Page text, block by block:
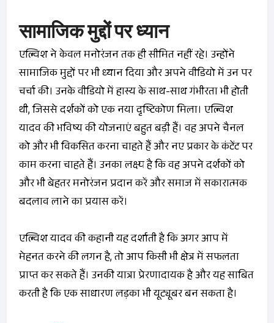
सामाजिक मुद्दों पर ध्यान
एल्विश ने केवल मनोरंजन तक ही सीमित नहीं रहे। उन्होंने
सामाजिक मुद्दों पर भी ध्यान दिया और अपने वीडियो में उन पर
चर्चा की। उनके वीडियो में हास्य के साथ-साथ गंभीरता भी होती
थी, जिससे दर्शकों को एक नया दृष्टिकोण मिला। एल्विश
यादव की भविष्य की योजनाएं बहुत बड़ी हैं। वह अपने चैनल
को और भी विकसित करना चाहते हैं और नए प्रकार के कंटेंट पर
काम करना चाहते हैं। उनका लक्ष्य है कि वह अपने दर्शकों को
और भी बेहतर मनोरंजन प्रदान करें और समाज में सकारात्मक
बदलाव लाने का प्रयास करें।
एल्विश यादव की कहानी यह दर्शाती है कि अगर आप में
मेहनत करने की लगन है, तो आप किसी भी क्षेत्र में सफलता
प्राप्त कर सकते हैं। उनकी यात्रा प्रेरणादायक है और यह साबित
करती है कि एक साधारण लड़का भी यूट्यूबर बन सकता है।